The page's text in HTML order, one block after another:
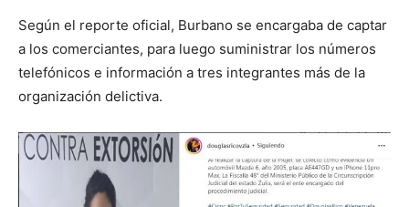
Según el reporte oficial, Burbano se encargaba de captar
a los comerciantes, para luego suministrar los números
telefónicos e información a tres integrantes más de la
organización delictiva.